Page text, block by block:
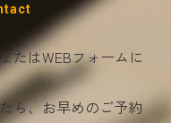
たはWEBフォームに
ら、お早めのご予約